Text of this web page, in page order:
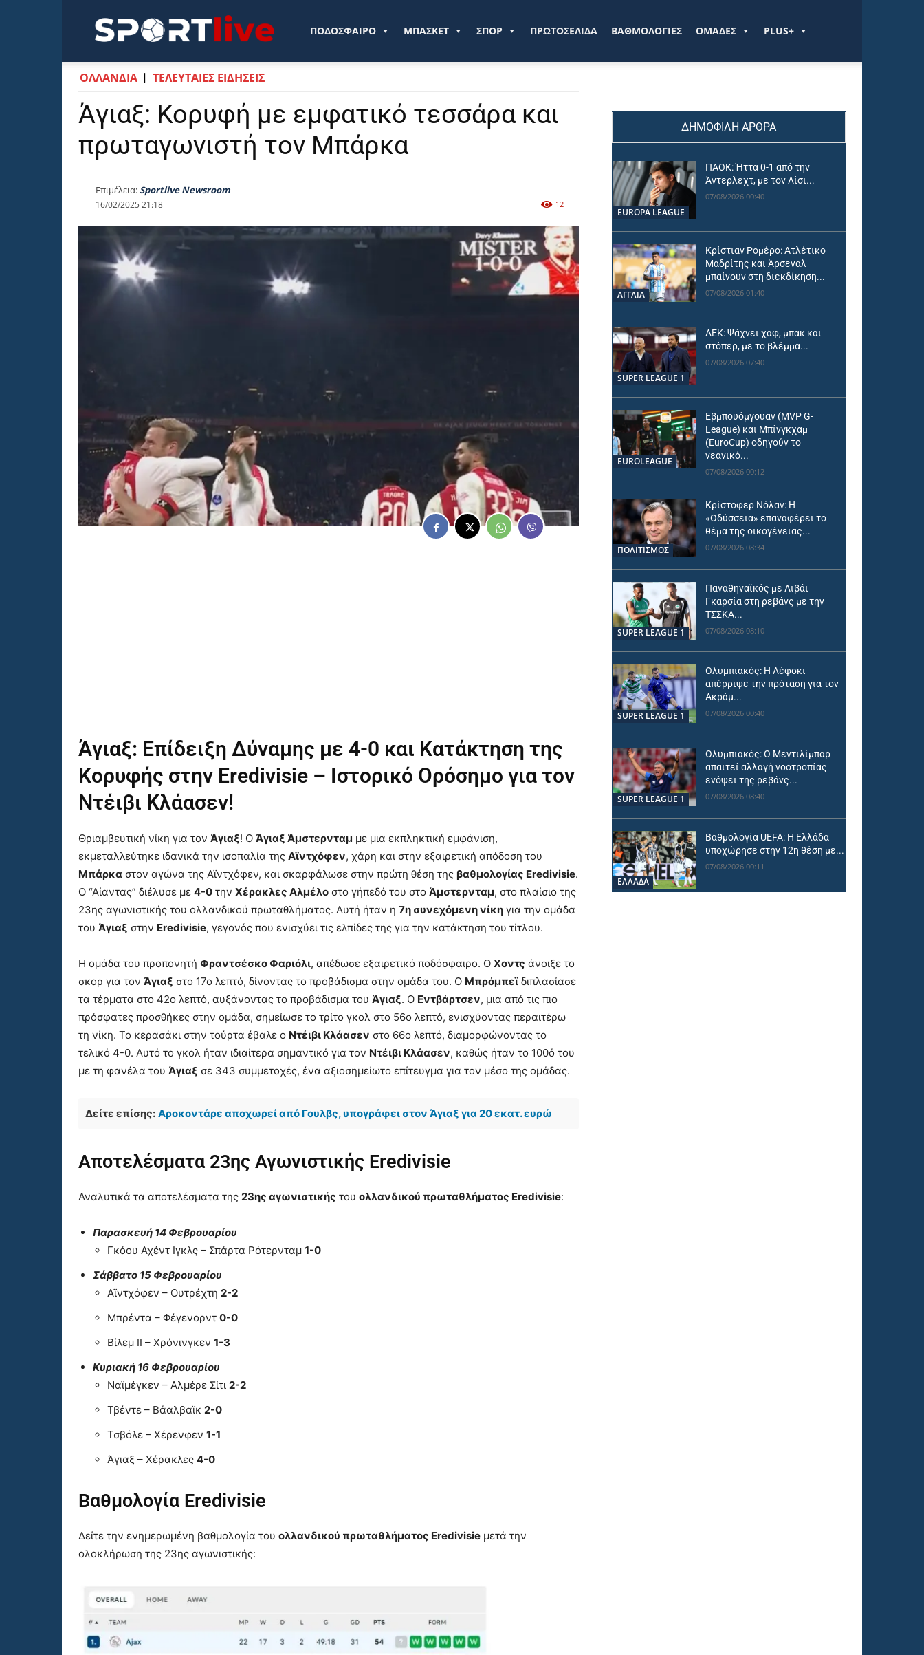
Sportlive.grΠΟΔΟΣΦΑΙΡΟ ΜΠΑΣΚΕΤ ΣΠΟΡ ΠΡΩΤΟΣΕΛΙΔΑ ΒΑΘΜΟΛΟΓΙΕΣ ΟΜΑΔΕΣ PLUS+
OΛΛΑΝΔΊΑ ΤΕΛΕΥΤΑΙΕΣ ΕΙΔΗΣΕΙΣ
Άγιαξ: Κορυφή με εμφατικό τεσσάρα και
πρωταγωνιστή τον Μπάρκα
Επιμέλεια:Sportlive Newsroom
16/02/2025 21:18 12
Άγιαξ: Επίδειξη Δύναμης με 4-0 και Κατάκτηση της
Κορυφής στην Eredivisie – Ιστορικό Ορόσημο για τον
Ντέιβι Κλάασεν!
Θριαμβευτική νίκη για τον Άγιαξ! Ο Άγιαξ Άμστερνταμ με μια εκπληκτική εμφάνιση,
εκμεταλλεύτηκε ιδανικά την ισοπαλία της Αϊντχόφεν, χάρη και στην εξαιρετική απόδοση του
Μπάρκα στον αγώνα της Αϊντχόφεν, και σκαρφάλωσε στην πρώτη θέση της βαθμολογίας Eredivisie.
Ο “Αίαντας” διέλυσε με 4-0 την Χέρακλες Αλμέλο στο γήπεδό του στο Άμστερνταμ, στο πλαίσιο της
23ης αγωνιστικής του ολλανδικού πρωταθλήματος. Αυτή ήταν η 7η συνεχόμενη νίκη για την ομάδα
του Άγιαξ στην Eredivisie, γεγονός που ενισχύει τις ελπίδες της για την κατάκτηση του τίτλου.
Η ομάδα του προπονητή Φραντσέσκο Φαριόλι, απέδωσε εξαιρετικό ποδόσφαιρο. Ο Χοντς άνοιξε το
σκορ για τον Άγιαξ στο 17ο λεπτό, δίνοντας το προβάδισμα στην ομάδα του. Ο Μπρόμπεϊ διπλασίασε
τα τέρματα στο 42ο λεπτό, αυξάνοντας το προβάδισμα του Άγιαξ. Ο Εντβάρτσεν, μια από τις πιο
πρόσφατες προσθήκες στην ομάδα, σημείωσε το τρίτο γκολ στο 56ο λεπτό, ενισχύοντας περαιτέρω
τη νίκη. Το κερασάκι στην τούρτα έβαλε ο Ντέιβι Κλάασεν στο 66ο λεπτό, διαμορφώνοντας το
τελικό 4-0. Αυτό το γκολ ήταν ιδιαίτερα σημαντικό για τον Ντέιβι Κλάασεν, καθώς ήταν το 100ό του
με τη φανέλα του Άγιαξ σε 343 συμμετοχές, ένα αξιοσημείωτο επίτευγμα για τον μέσο της ομάδας.
Δείτε επίσης: Αροκοντάρε αποχωρεί από Γουλβς, υπογράφει στον Άγιαξ για 20 εκατ. ευρώ
Αποτελέσματα 23ης Αγωνιστικής Eredivisie
Αναλυτικά τα αποτελέσματα της 23ης αγωνιστικής του ολλανδικού πρωταθλήματος Eredivisie:
Παρασκευή 14 Φεβρουαρίου
Γκόου Αχέντ Ιγκλς – Σπάρτα Ρότερνταμ 1-0
Σάββατο 15 Φεβρουαρίου
Αϊντχόφεν – Ουτρέχτη 2-2
Μπρέντα – Φέγενορντ 0-0
Βίλεμ II – Χρόνινγκεν 1-3
Κυριακή 16 Φεβρουαρίου
Ναϊμέγκεν – Αλμέρε Σίτι 2-2
Τβέντε – Βάαλβαϊκ 2-0
Τσβόλε – Χέρενφεν 1-1
Άγιαξ – Χέρακλες 4-0
Βαθμολογία Eredivisie
Δείτε την ενημερωμένη βαθμολογία του ολλανδικού πρωταθλήματος Eredivisie μετά την
ολοκλήρωση της 23ης αγωνιστικής:
ΔΗΜΟΦΙΛΗ ΑΡΘΡΑ
EUROPA LEAGUE
ΠΑΟΚ: Ήττα 0-1 από την
Άντερλεχτ, με τον Λίσι...
07/08/2026 00:40
ΑΓΓΛΙΑ
Κρίστιαν Ρομέρο: Ατλέτικο
Μαδρίτης και Άρσεναλ
μπαίνουν στη διεκδίκηση...
07/08/2026 01:40
SUPER LEAGUE 1
ΑΕΚ: Ψάχνει χαφ, μπακ και
στόπερ, με το βλέμμα...
07/08/2026 07:40
EUROLEAGUE
Εβμπουόμγουαν (MVP G-
League) και Μπίνγκχαμ
(EuroCup) οδηγούν το
νεανικό...
07/08/2026 00:12
ΠΟΛΙΤΙΣΜΟΣ
Κρίστοφερ Νόλαν: Η
«Οδύσσεια» επαναφέρει το
θέμα της οικογένειας...
07/08/2026 08:34
SUPER LEAGUE 1
Παναθηναϊκός με Λιβάι
Γκαρσία στη ρεβάνς με την
ΤΣΣΚΑ...
07/08/2026 08:10
SUPER LEAGUE 1
Ολυμπιακός: Η Λέφσκι
απέρριψε την πρόταση για τον
Ακράμ...
07/08/2026 00:40
SUPER LEAGUE 1
Ολυμπιακός: Ο Μεντιλίμπαρ
απαιτεί αλλαγή νοοτροπίας
ενόψει της ρεβάνς...
07/08/2026 08:40
ΕΛΛΑΔΑ
Βαθμολογία UEFA: Η Ελλάδα
υποχώρησε στην 12η θέση με...
07/08/2026 00:11